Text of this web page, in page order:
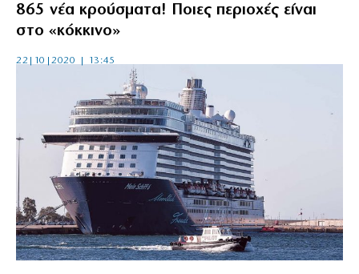
865 νέα κρούσματα! Ποιες περιοχές είναι
στο «κόκκινο»
22|10|2020 | 13:45